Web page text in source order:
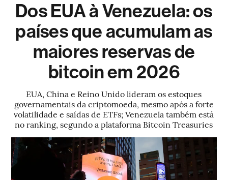
Dos EUA à Venezuela: os
países que acumulam as
maiores reservas de
bitcoin em 2026
EUA, China e Reino Unido lideram os estoques
governamentais da criptomoeda, mesmo após a forte
volatilidade e saídas de ETFs; Venezuela também está
no ranking, segundo a plataforma Bitcoin Treasuries